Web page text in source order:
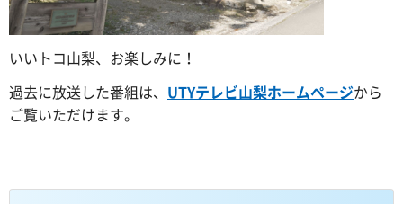
いいトコ山梨、お楽しみに！
過去に放送した番組は、 UTYテレビ山梨ホームページから
ご覧いただけます。